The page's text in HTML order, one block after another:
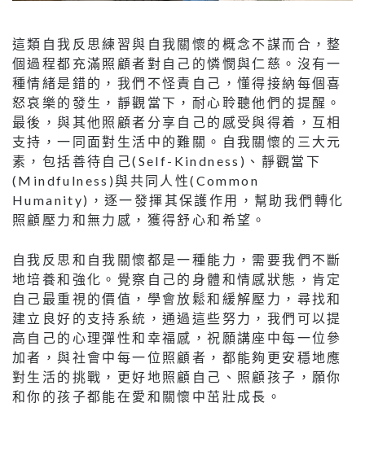
這類自我反思練習與自我關懷的概念不謀而合，整
個過程都充滿照顧者對自己的憐憫與仁慈。沒有一
種情緒是錯的，我們不怪責自己，懂得接納每個喜
怒哀樂的發生，靜觀當下，耐心聆聽他們的提醒。
最後，與其他照顧者分享自己的感受與得着，互相
支持，一同面對生活中的難關。自我關懷的三大元
素，包括善待自己(Self-Kindness)、靜觀當下
(Mindfulness)與共同人性(Common
Humanity)，逐一發揮其保護作用，幫助我們轉化
照顧壓力和無力感，獲得舒心和希望。
自我反思和自我關懷都是一種能力，需要我們不斷
地培養和強化。覺察自己的身體和情感狀態，肯定
自己最重視的價值，學會放鬆和緩解壓力，尋找和
建立良好的支持系統，通過這些努力，我們可以提
高自己的心理彈性和幸福感，祝願講座中每一位參
加者，與社會中每一位照顧者，都能夠更安穩地應
對生活的挑戰，更好地照顧自己、照顧孩子，願你
和你的孩子都能在愛和關懷中茁壯成長。